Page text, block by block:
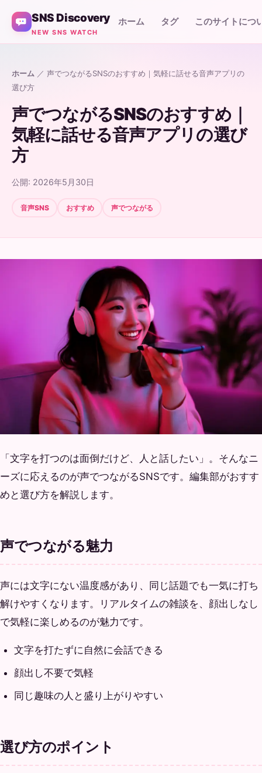
SNS Discovery
NEW SNS WATCH
ホーム タグ このサイトにつ
ホーム ／ 声でつながるSNSのおすすめ｜気軽に話せる音声アプリの
選び方
声でつながるSNSのおすすめ｜
気軽に話せる音声アプリの選び
方
公開: 2026年5月30日
音声SNS おすすめ 声でつながる
「文字を打つのは面倒だけど、人と話したい」。そんなニ
ーズに応えるのが声でつながるSNSです。編集部がおすす
めと選び方を解説します。
声でつながる魅力
声には文字にない温度感があり、同じ話題でも一気に打ち
解けやすくなります。リアルタイムの雑談を、顔出しなし
で気軽に楽しめるのが魅力です。
文字を打たずに自然に会話できる
顔出し不要で気軽
同じ趣味の人と盛り上がりやすい
選び方のポイント